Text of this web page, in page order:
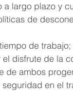
largo plazo y
de
de
disfrute de la
de ambos
en el